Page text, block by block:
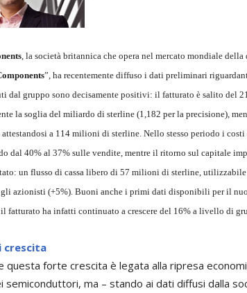
, la società britannica che opera nel mercato mondiale
”, ha recentemente diffuso i dati preliminari
dal gruppo sono decisamente positivi: il fatturato è salito del
la soglia del miliardo di sterline (1,182 per la precisione),
a 114 milioni di sterline. Nello stesso periodo i
dal 40% al 37% sulle vendite, mentre il ritorno sul capitale
un flusso di cassa libero di 57 milioni di sterline,
azionisti (+5%). Buoni anche i primi dati disponibili per il
fatturato ha infatti continuato a crescere del 16% a livello di
questa forte crescita è legata alla ripresa
semiconduttori, ma – stando ai dati diffusi dalla